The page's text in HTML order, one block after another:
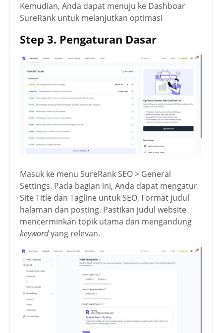
Kemudian, Anda dapat menuju ke Dashboar
SureRank untuk melanjutkan optimasi
Step 3. Pengaturan Dasar
Masuk ke menu SureRank SEO > General
Settings. Pada bagian ini, Anda dapat mengatur
Site Title dan Tagline untuk SEO, Format judul
halaman dan posting. Pastikan judul website
mencerminkan topik utama dan mengandung
keywordyang relevan.